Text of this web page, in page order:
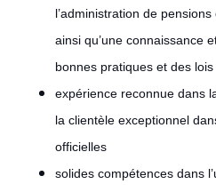
l’administration de pensions
ainsi qu’une connaissance
bonnes pratiques et des
expérience reconnue dans
la clientèle exceptionnel
officielles
solides compétences dans